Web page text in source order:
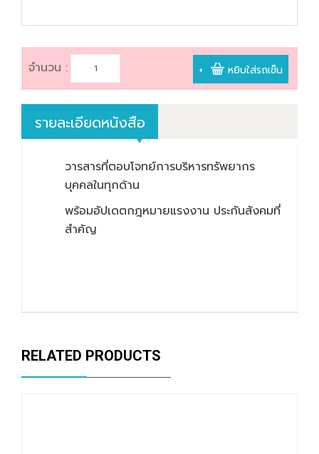
จำนวน : หยิบใส่รถเข็น
รายละเอียดหนังสือ
วารสารที่ตอบโจทย์การบริหารทรัพยากร
บุคคลในทุกด้าน
พร้อมอัปเดตกฎหมายแรงงาน ประกันสังคมที่
สำคัญ
RELATED PRODUCTS